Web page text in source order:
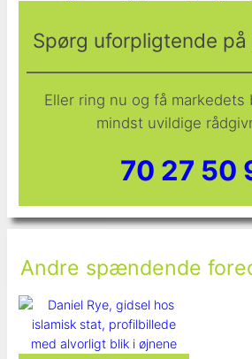
Spørg uforpligtende på
Eller ring nu og få markedets
mindst uvildige
70 27 50
Andre spændende